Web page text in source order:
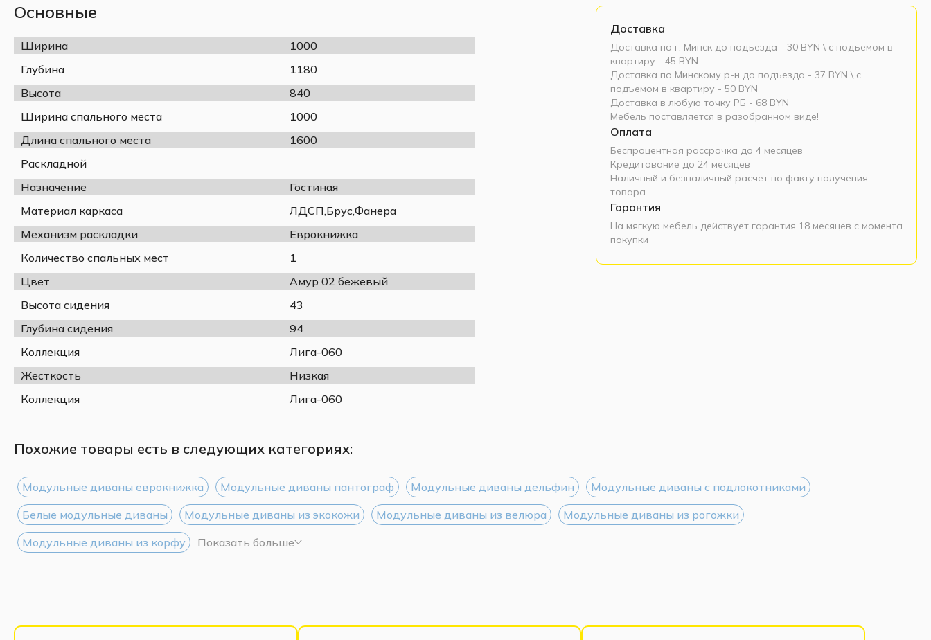
Основные
Ширина
1000
Глубина
1180
Высота
840
Ширина спального места
1000
Длина спального места
1600
Раскладной
Назначение
Гостиная
Материал каркаса
ЛДСП,Брус,Фанера
Механизм раскладки
Еврокнижка
Количество спальных мест
1
Цвет
Амур 02 бежевый
Высота сидения
43
Глубина сидения
94
Коллекция
Лига-060
Жесткость
Низкая
Коллекция
Лига-060
Доставка
Доставка по г. Минск до подъезда - 30 BYN \ c подъемом в
квартиру - 45 BYN
Доставка по Минскому р-н до подъезда - 37 BYN \ c
подъемом в квартиру - 50 BYN
Доставка в любую точку РБ - 68 BYN
Мебель поставляется в разобранном виде!
Оплата
Беспроцентная рассрочка до 4 месяцев
Кредитование до 24 месяцев
Наличный и безналичный расчет по факту получения
товара
Гарантия
На мягкую мебель действует гарантия 18 месяцев с момента
покупки
Похожие товары есть в следующих категориях:
Модульные диваны еврокнижка Модульные диваны пантограф Модульные диваны дельфин
Модульные диваны с подлокотниками
Белые модульные диваны
Модульные диваны из экокожи Модульные диваны из велюра
Модульные диваны из рогожки
Модульные диваны из корфу
Показать больше